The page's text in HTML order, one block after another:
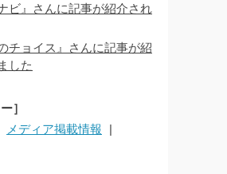
ビ』さんに記事が紹介され
チョイス』さんに記事が紹
した
］
メディア掲載情報